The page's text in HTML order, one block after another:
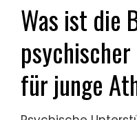
Was ist die
für junge